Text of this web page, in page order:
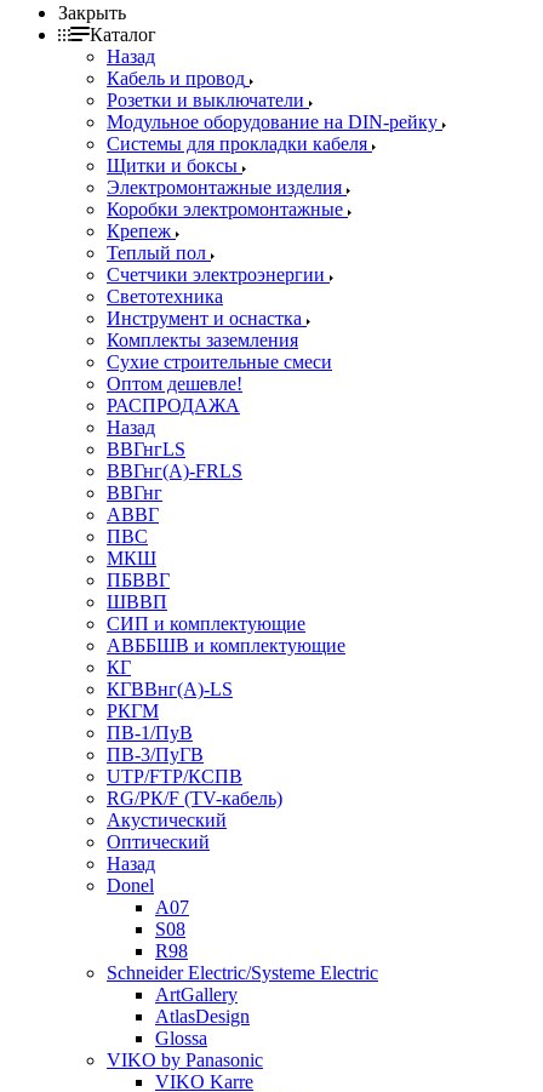
Закрыть
Каталог
Назад
Кабель и провод
Розетки и выключатели
Модульное оборудование на DIN-рейку
Системы для прокладки кабеля
Щитки и боксы
Электромонтажные изделия
Коробки электромонтажные
Крепеж
Теплый пол
Счетчики электроэнергии
Светотехника
Инструмент и оснастка
Комплекты заземления
Сухие строительные смеси
Оптом дешевле!
РАСПРОДАЖА
Назад
ВВГнгLS
ВВГнг(А)-FRLS
ВВГнг
АВВГ
ПВС
МКШ
ПБВВГ
ШВВП
СИП и комплектующие
АВББШВ и комплектующие
КГ
КГВВнг(А)-LS
РКГМ
ПВ-1/ПуВ
ПВ-3/ПуГВ
UTP/FTP/КСПВ
RG/РК/F (TV-кабель)
Акустический
Оптический
Назад
Donel
A07
S08
R98
Schneider Electric/Systeme Electric
ArtGallery
AtlasDesign
Glossa
VIKO by Panasonic
VIKO Karre